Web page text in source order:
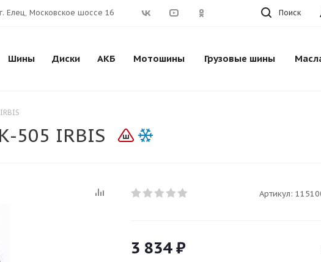
г. Елец, Московское шоссе 16 Поиск
Шины Диски АКБ Мотошины Грузовые шины
505 IRBIS
Артикул:
3 834₽